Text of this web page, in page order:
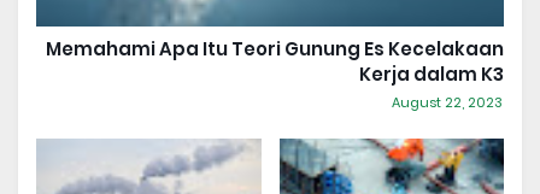
Memahami Apa Itu Teori Gunung Es Kecelakaan
Kerja dalam K3
August 22, 2023